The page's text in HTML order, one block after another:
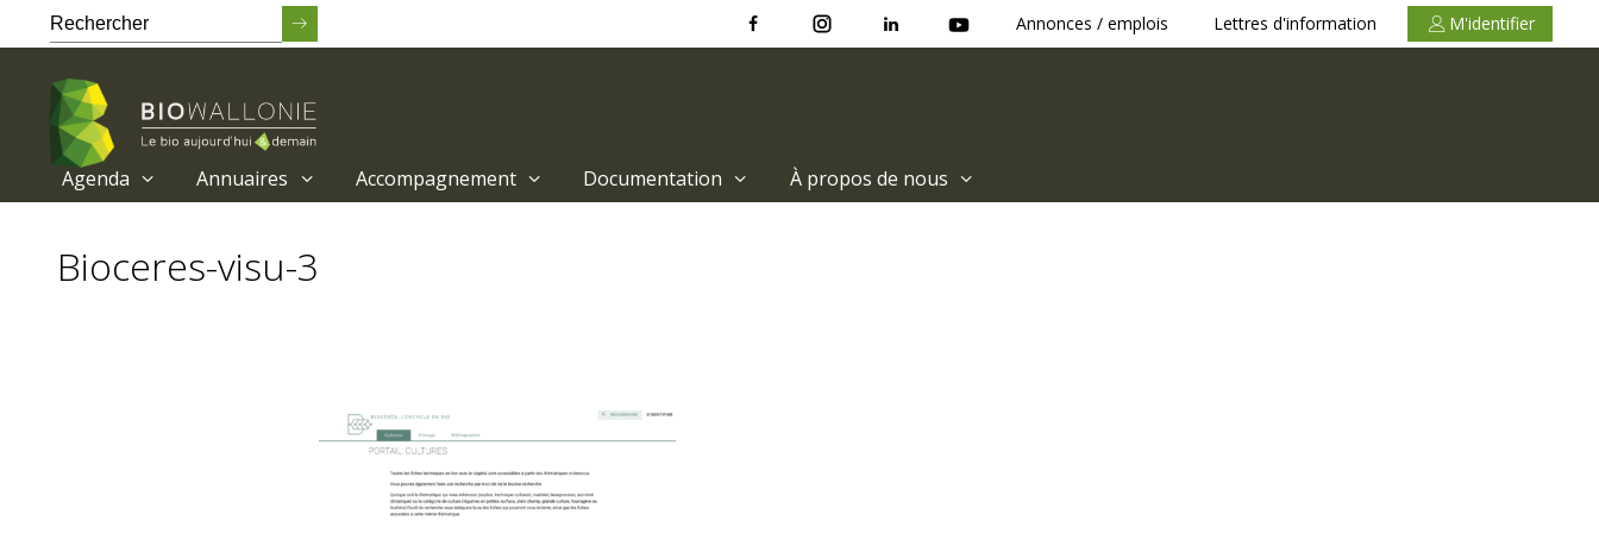
contenu
Annonces / emplois Lettres d'information M'identifier
Agenda Annuaires Accompagnement Documentation À propos de nous
Bioceres-visu-3